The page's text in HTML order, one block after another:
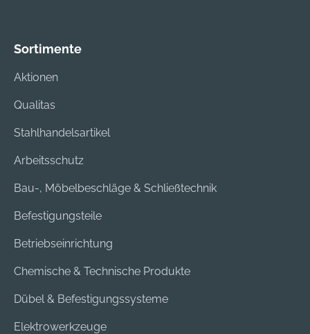
Sortimente
Aktionen
Qualitas
Stahlhandelsartikel
Arbeitsschutz
Bau-, Möbelbeschläge & Schließtechnik
Befestigungsteile
Betriebseinrichtung
Chemische & Technische Produkte
Dübel & Befestigungssysteme
Elektrowerkzeuge